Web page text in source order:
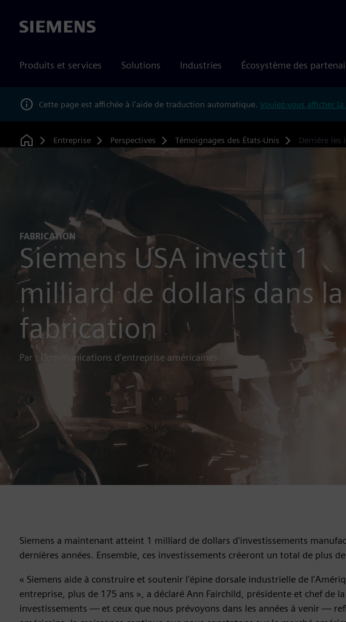
Siemens
Produits et services Solutions Industries Écosystème des
Cette page est affichée à l'aide de traduction automatique. Voulez-vous afficher
Home
Entreprise Perspectives Témoignages des États-Unis Derrière les
FABRICATION
Siemens USA investit 1
milliard de dollars dans la
fabrication
Par : Communications d'entreprise américaines
Siemens a maintenant atteint 1 milliard de dollars d'investissements
dernières années. Ensemble, ces investissements créeront un total de plus
« Siemens aide à construire et soutenir l'épine dorsale industrielle de
entreprise, plus de 175 ans », a déclaré Ann Fairchild, présidente et chef de
investissements — et ceux que nous prévoyons dans les années à venir —